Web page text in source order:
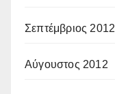
Σεπτέμβριος 2012
Αύγουστος 2012